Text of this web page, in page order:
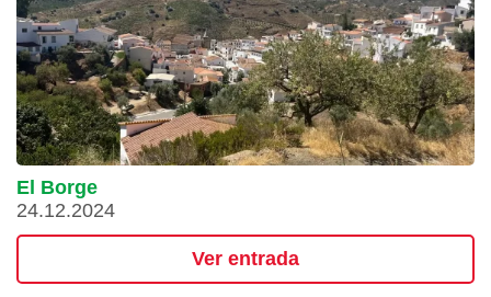
El Borge
24.12.2024
Ver entrada